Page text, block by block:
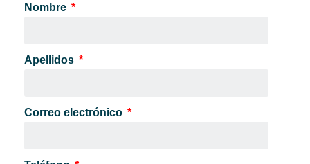
Nombre
Apellidos
Correo electrónico